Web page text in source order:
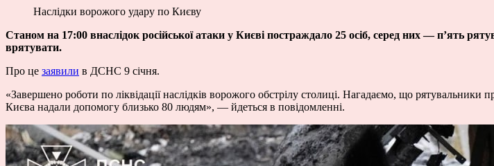
Наслідки ворожого удару по Києву
Станом на 17:00 внаслідок російської атаки у Києві постраждало 25 осіб, серед них — п’ять
врятувати.
Про це заявили в ДСНС 9 січня.
«Завершено роботи по ліквідації наслідків ворожого обстрілу столиці. Нагадаємо, що
Києва надали допомогу близько 80 людям», — йдеться в повідомленні.